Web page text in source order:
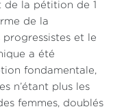
la pétition de 1
de la
progressistes et le
a été
fondamentale,
n’étant plus les
femmes, doublés